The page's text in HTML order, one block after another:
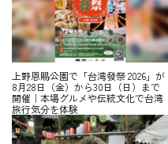
上野恩賜公園で「台湾發祭 2026」が
8月28日（金）から30日（日）まで
開催｜本場グルメや伝統文化で台湾
旅行気分を体験